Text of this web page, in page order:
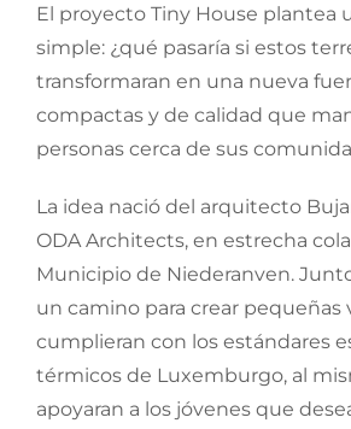
El proyecto Tiny House plantea
simple: ¿qué pasaría si estos
transformaran en una nueva
compactas y de calidad que
personas cerca de sus
La idea nació del arquitecto
ODA Architects, en estrecha
Municipio de Niederanven.
un camino para crear pequeñas
cumplieran con los estándares
térmicos de Luxemburgo, al
apoyaran a los jóvenes que